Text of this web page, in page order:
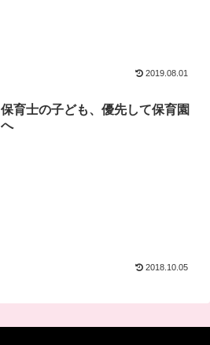
2019.08.01
保育士の子ども、優先して保育園
へ
2018.10.05